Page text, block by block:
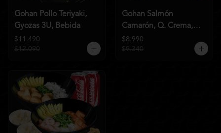
Gohan Pollo Teriyaki,
Gyozas 3U, Bebida
$11.490
$12.090
Gohan Salmón
Camarón, Q. Crema,
Bebida
$8.990
$9.340